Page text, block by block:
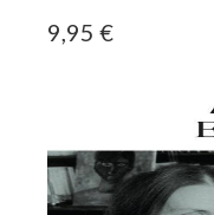
9,95 €